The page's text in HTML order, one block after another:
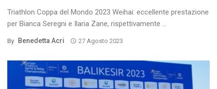
Triathlon Coppa del Mondo 2023 Weihai: eccellente prestazione
per Bianca Seregni e Ilaria Zane, rispettivamente ...
By Benedetta Acri 27 Agosto 2023